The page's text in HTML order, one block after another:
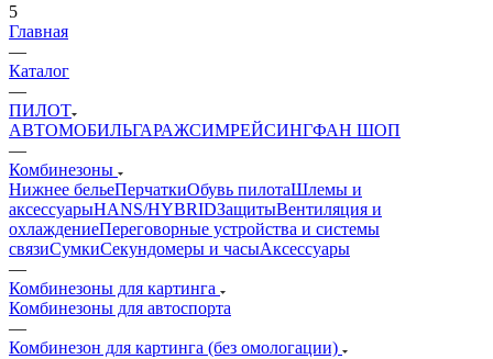
5
Главная
—
Каталог
—
ПИЛОТ
АВТОМОБИЛЬГАРАЖСИМРЕЙСИНГФАН ШОП
—
Комбинезоны
Нижнее бельеПерчаткиОбувь пилотаШлемы и
аксессуарыHANS/HYBRIDЗащитыВентиляция и
охлаждениеПереговорные устройства и системы
связиСумкиСекундомеры и часыАксессуары
—
Комбинезоны для картинга
Комбинезоны для автоспорта
—
Комбинезон для картинга (без омологации)